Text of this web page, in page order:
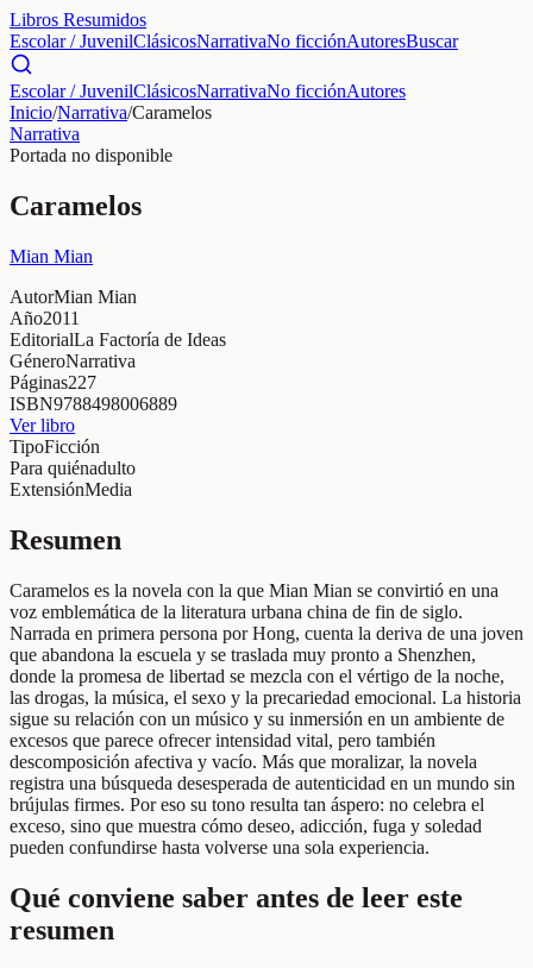
Libros Resumidos
Escolar / JuvenilClásicosNarrativaNo ficciónAutoresBuscar
Escolar / JuvenilClásicosNarrativaNo ficciónAutores
Inicio/Narrativa/Caramelos
Narrativa
Portada no disponible
Caramelos
Mian Mian
AutorMian Mian
Año2011
EditorialLa Factoría de Ideas
GéneroNarrativa
Páginas227
ISBN9788498006889
Ver libro
TipoFicción
Para quiénadulto
ExtensiónMedia
Resumen
Caramelos es la novela con la que Mian Mian se convirtió en una
voz emblemática de la literatura urbana china de fin de siglo.
Narrada en primera persona por Hong, cuenta la deriva de una joven
que abandona la escuela y se traslada muy pronto a Shenzhen,
donde la promesa de libertad se mezcla con el vértigo de la noche,
las drogas, la música, el sexo y la precariedad emocional. La historia
sigue su relación con un músico y su inmersión en un ambiente de
excesos que parece ofrecer intensidad vital, pero también
descomposición afectiva y vacío. Más que moralizar, la novela
registra una búsqueda desesperada de autenticidad en un mundo sin
brújulas firmes. Por eso su tono resulta tan áspero: no celebra el
exceso, sino que muestra cómo deseo, adicción, fuga y soledad
pueden confundirse hasta volverse una sola experiencia.
Qué conviene saber antes de leer este
resumen